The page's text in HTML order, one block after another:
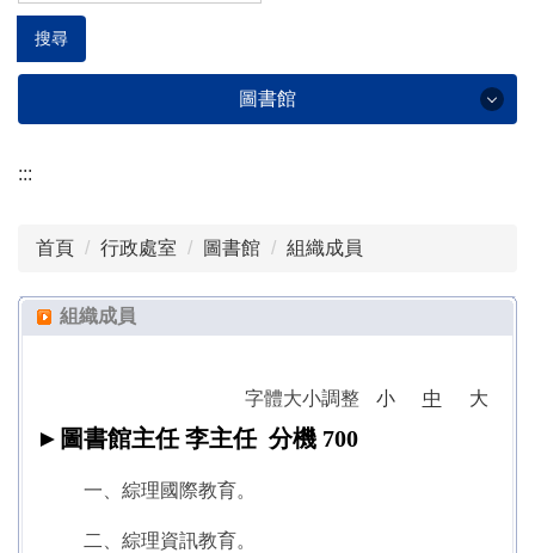
搜尋
圖書館
圖書館
組織成員
圖書規章
:::
首頁 行政處室 圖書館 組織成員
組織成員
字體大小調整 小 中 大
► 圖書館主任 李主任 分機 700
一、綜理國際教育。
二、綜理資訊教育。